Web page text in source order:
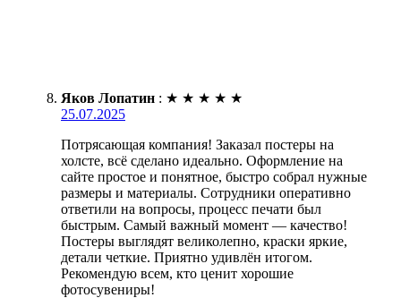
Яков Лопатин : ★ ★ ★ ★ ★
25.07.2025
Потрясающая компания! Заказал постеры на
холсте, всё сделано идеально. Оформление на
сайте простое и понятное, быстро собрал нужные
размеры и материалы. Сотрудники оперативно
ответили на вопросы, процесс печати был
быстрым. Самый важный момент — качество!
Постеры выглядят великолепно, краски яркие,
детали четкие. Приятно удивлён итогом.
Рекомендую всем, кто ценит хорошие
фотосувениры!